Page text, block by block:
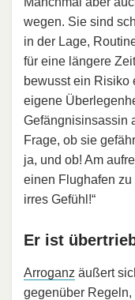
wegen. Sie sind
in der Lage,
für eine längere
bewusst ein Risiko
eigene
Gefängnisinsassin
Frage, ob sie
ja, und ob! Am
einen Flughafen zu
irres Gefühl!“
Er ist
Arroganz äußert
gegenüber